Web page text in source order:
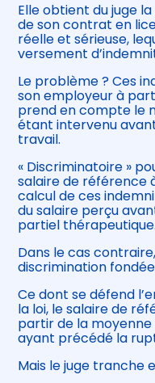
Elle obtient du juge
de son contrat en
réelle et sérieuse,
versement
Le problème ? Ces
son employeur à
prend en compte le
étant intervenu
travail.
« Discriminatoire »
salaire de référence
calcul de ces
du salaire perçu
partiel thérapeutique.
Dans le cas
discrimination
Ce dont se défend
la loi, le salaire de
partir de la moyenne
ayant précédé la
Mais le juge tranche